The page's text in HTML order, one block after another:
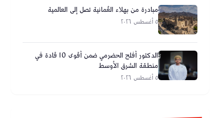
مبادرة من بهلاء العُمانية تصل إلى العالمية
٥ أغسطس ٢٠٢٦
الدكتور أفلح الحضرمي ضمن أقوى 10 قادة في
منطقة الشرق الأوسط
٥ أغسطس ٢٠٢٦